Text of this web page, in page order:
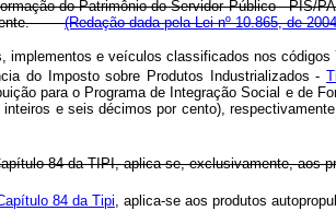
do Patrimônio do Servidor Público - PIS/
(Redação dada pela Lei nº 10.865, de
e veículos classificados nos
do Imposto sobre Produtos Industrializados -
para o Programa de Integração Social e de
inteiros e seis décimos por cento),
84 da TIPI, aplica-se, exclusivamente, aos
84 da Tipi, aplica-se aos produtos